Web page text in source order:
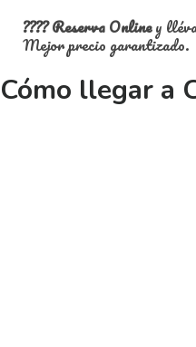
????Reserva Onliney
Mejor precio garantizado.
Cómo llegar a